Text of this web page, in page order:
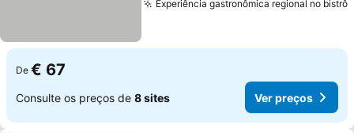
Experiência gastronômica regional no bistrô
De € 67
Consulte os preços de 8 sites Ver preços